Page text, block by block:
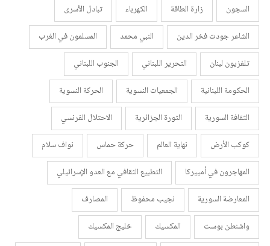
السجون
زارة الطاقة الكهرباء
تبادل الأسرى
الشاعر جودت فخر الدين
النبي محمد
المسلمون في الغرب
تلفزيون لبنان
التحرير اللبناني
الجنوب اللبناني
الحكومة اللبنانية
الجمعيات النسوية
الحركة النسوية
الثقافة السورية
الثورة الجزائرية
الاحتلال الفرنسي
كوكب الأرض
نهاية العالم حركة حماس
نواف سلام
المهاجرون في أمييركا
التطبيع الثقافي مع العدو الإسرائيلي
المعارضة السورية
نجيب محفوظ
المصارف
واشنطن بوست
المكسيك
خليج المكسيك